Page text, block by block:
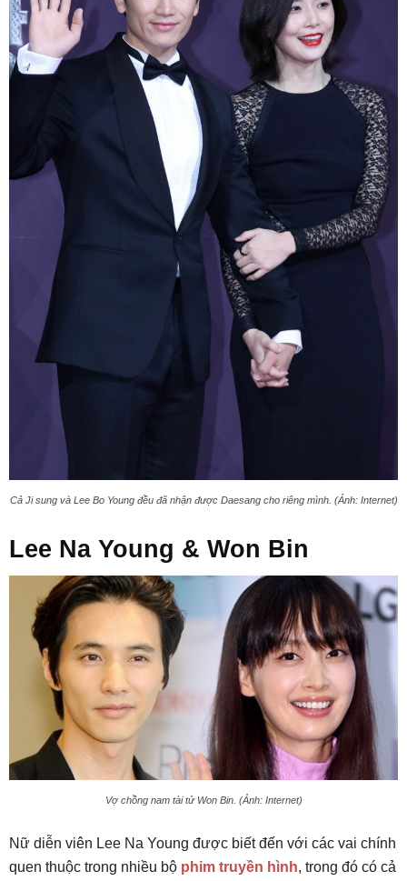
Cả Ji sung và Lee Bo Young đều đã nhận được Daesang cho riêng mình. (Ảnh: Internet)
Lee Na Young & Won Bin
Vợ chồng nam tài tử Won Bin. (Ảnh: Internet)
Nữ diễn viên Lee Na Young được biết đến với các vai chính
quen thuộc trong nhiều bộ phim truyền hình, trong đó có cả